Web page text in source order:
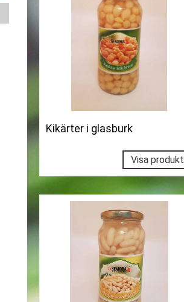
Kikärter i glasburk
Visa produkt